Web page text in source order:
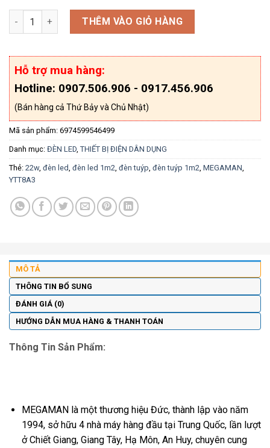
Đèn Led 1m2 22W MEGAMAN - YTT8A3 số lượng
THÊM VÀO GIỎ HÀNG
Hỗ trợ mua hàng:
Hotline: 0907.506.906 - 0917.456.906
(Bán hàng cả Thứ Bảy và Chủ Nhật)
Mã sản phẩm: 6974599546499
Danh mục: ĐÈN LED, THIẾT BỊ ĐIỆN DÂN DỤNG
Thẻ: 22w, đèn led, đèn led 1m2, đèn tuýp, đèn tuýp 1m2, MEGAMAN,
YTT8A3
MÔ TẢ
THÔNG TIN BỔ SUNG
ĐÁNH GIÁ (0)
HƯỚNG DẪN MUA HÀNG & THANH TOÁN
Thông Tin Sản Phẩm:
MEGAMAN là một thương hiệu Đức, thành lập vào năm
1994, sở hữu 4 nhà máy hàng đầu tại Trung Quốc, lần lượt
ở Chiết Giang, Giang Tây, Hạ Môn, An Huy, chuyên cung